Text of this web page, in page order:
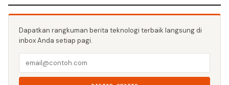
Dapatkan rangkuman berita teknologi terbaik langsung di
inbox Anda setiap pagi.